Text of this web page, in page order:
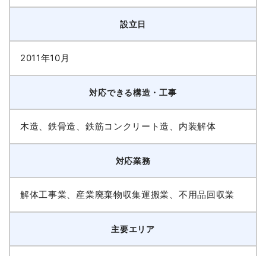
設立日
2011年10月
対応できる構造・工事
木造、鉄骨造、鉄筋コンクリート造、内装解体
対応業務
解体工事業、産業廃棄物収集運搬業、不用品回収業
主要エリア